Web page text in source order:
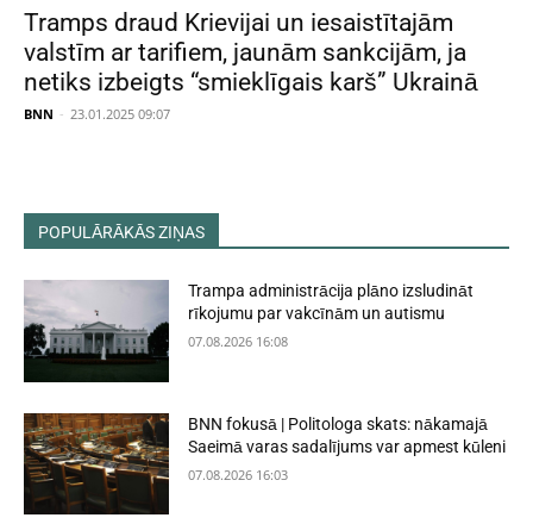
Tramps draud Krievijai un iesaistītajām
valstīm ar tarifiem, jaunām sankcijām, ja
netiks izbeigts “smieklīgais karš” Ukrainā
BNN - 23.01.2025 09:07
POPULĀRĀKĀS ZIŅAS
Trampa administrācija plāno izsludināt
rīkojumu par vakcīnām un autismu
07.08.2026 16:08
BNN fokusā | Politologa skats: nākamajā
Saeimā varas sadalījums var apmest kūleni
07.08.2026 16:03